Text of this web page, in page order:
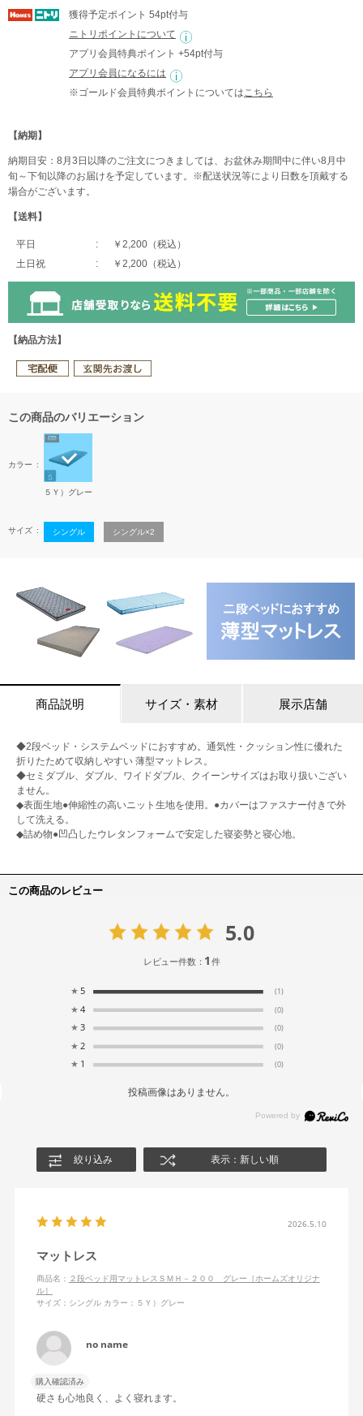
獲得予定ポイント 54pt付与
ニトリポイントについて
アプリ会員特典ポイント +54pt付与
アプリ会員になるには
※ゴールド会員特典ポイントについては こちら
【納期】
納期目安：8月3日以降のご注文につきましては、お盆休み期間中に伴い8月中
旬～下旬以降のお届けを予定しています。※配送状況等により日数を頂戴する
場合がございます。
【送料】
平日
￥2,200（税込）
土日祝
￥2,200（税込）
【納品方法】
この商品のバリエーション
カラー
５Ｙ）グレー
サイズ シングル シングル×2
商品説明 サイズ・素材 展示店舗
◆2段ベッド・システムベッドにおすすめ。通気性・クッション性に優れた
折りたためて収納しやすい 薄型マットレス。
◆セミダブル、ダブル、ワイドダブル、クイーンサイズはお取り扱いござい
ません。
◆表面生地●伸縮性の高いニット生地を使用。●カバーはファスナー付きで外
して洗える。
◆詰め物●凹凸したウレタンフォームで安定した寝姿勢と寝心地。
この商品のレビュー
5.0
レビュー件数： 1件
★ 5 (1)
★ 4 (0)
★ 3 (0)
★ 2 (0)
★ 1 (0)
投稿画像はありません。
絞り込み 表示：新しい順
2026.5.10
マットレス
商品名： ２段ベッド用マットレスＳＭＨ－２００ グレー［ホームズオリジナ
ル］
サイズ：シングル カラー：５Ｙ）グレー
no name
購入確認済み
硬さも心地良く、よく寝れます。